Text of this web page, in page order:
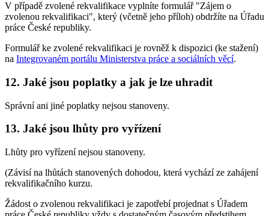
V případě zvolené rekvalifikace vyplníte formulář "Zájem o
zvolenou rekvalifikaci", který (včetně jeho příloh) obdržíte na Úřadu
práce České republiky.
Formulář ke zvolené rekvalifikaci je rovněž k dispozici (ke stažení)
na Integrovaném portálu Ministerstva práce a sociálních věcí.
12. Jaké jsou poplatky a jak je lze uhradit
Správní ani jiné poplatky nejsou stanoveny.
13. Jaké jsou lhůty pro vyřízení
Lhůty pro vyřízení nejsou stanoveny.
(Závisí na lhůtách stanovených dohodou, která vychází ze zahájení
rekvalifikačního kurzu.
Žádost o zvolenou rekvalifikaci je zapotřebí projednat s Úřadem